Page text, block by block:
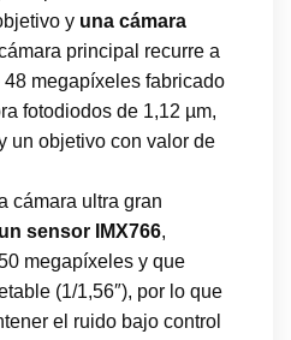
y una cámara
principal recurre a
megapíxeles fabricado
fotodiodos de 1,12 µm,
un objetivo con valor de
cámara ultra gran
un sensor IMX766,
megapíxeles y que
(1/1,56″), por lo que
el ruido bajo control